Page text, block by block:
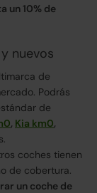
un 10% de
nuevos
de
Podrás
de
, Kia km0,
coches tienen
de cobertura.
un coche de